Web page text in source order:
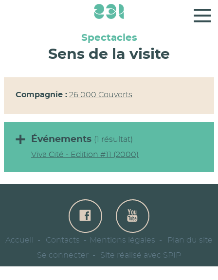
Panneau de gestion des cookies
Spectacles
Sens de la visite
Compagnie : 26 000 Couverts
Événements (1 résultat)
Viva Cité - Edition #11 (2000)
Accueil Contacts Mentions légales
Plan du site
Se connecter
Site réalisé avec SPIP